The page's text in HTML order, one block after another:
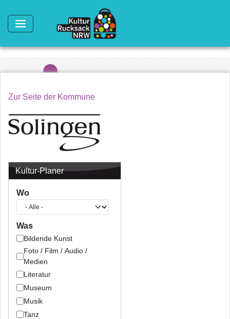
Zur Seite der Kommune
Kultur-Planer
Wo
Was
Bildende Kunst
Foto / Film / Audio /
Medien
Literatur
Museum
Musik
Tanz